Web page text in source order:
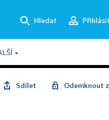
Hledat
Sdílet Odemknout